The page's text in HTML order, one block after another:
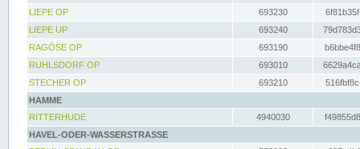
LIEPE OP
693230
LIEPE UP
693240
RAGÖSE OP
693190
RUHLSDORF OP
693010
STECHER OP
693210
HAMME
RITTERHUDE
4940030
HAVEL-ODER-WASSERSTRASSE